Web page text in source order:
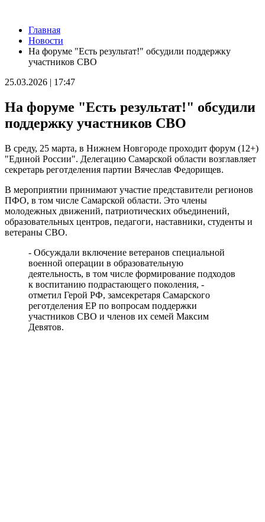
В Тольятти обновляют спортивные площадки и хоккейные
корты
07.08.2026 | 08:59
День службы специальной связи и информации при ФСО РФ:
07.08.2026 | 08:51
действовала 4 часа
07.08.2026 | 08:25
В Тимашевской амбулатории завершили косметический
07.08.2026 | 08:07
Без слез и стресса: врач рассказал, как отлучить ребенка от
груди
34 градуса и без осадков: погода 7 августа в Самарской
области
07.08.2026 | 06:07
Губернатор Вячеслав Федорищев и первый заместитель
председателя Комитета Госдумы по бюджету и налогам
Самарского региона
06.08.2026 | 22:34
В поселке Курумоч 6 августа столкнулись два автомобиля
06.08.2026 | 22:08
Новый облик двора на Молодогвардейской: горожане
обсудили дальнейшее благоустройство
06.08.2026 | 21:41
Вячеслав Федорищев поздравил командование и личный
Главная
Новости
На форуме "Есть результат!" обсудили поддержку
участников СВО
25.03.2026 | 17:47
На форуме "Есть результат!" обсудили
поддержку участников СВО
В среду, 25 марта, в Нижнем Новгороде проходит форум (12+)
"Единой России". Делегацию Самарской области возглавляет
секретарь реготделения партии Вячеслав Федорищев.
В мероприятии принимают участие представители регионов
ПФО, в том числе Самарской области. Это члены
молодежных движений, патриотических объединений,
образовательных центров, педагоги, наставники, студенты и
ветераны СВО.
- Обсуждали включение ветеранов специальной
военной операции в образовательную
деятельность, в том числе формирование подходов
к воспитанию подрастающего поколения, -
отметил Герой РФ, замсекретаря Самарского
реготделения ЕР по вопросам поддержки
участников СВО и членов их семей Максим
Девятов.